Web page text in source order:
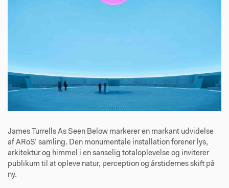
James Turrells As Seen Below markerer en markant udvidelse
af ARoS’ samling. Den monumentale installation forener lys,
arkitektur og himmel i en sanselig totaloplevelse og inviterer
publikum til at opleve natur, perception og årstidernes skift på
ny.